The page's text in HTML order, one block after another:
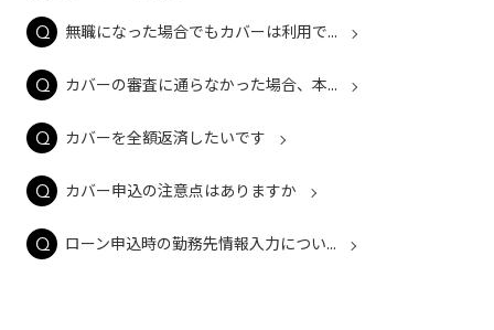
無職になった場合でもカバーは利用で...
カバーの審査に通らなかった場合、本...
カバーを全額返済したいです
カバー申込の注意点はありますか
ローン申込時の勤務先情報入力につい...